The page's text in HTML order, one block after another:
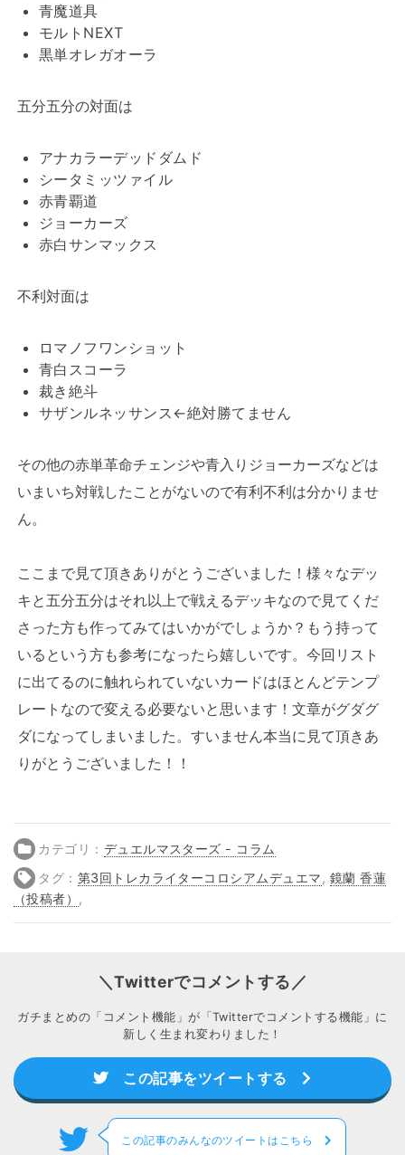
青魔道具
モルトNEXT
黒単オレガオーラ
五分五分の対面は
アナカラーデッドダムド
シータミッツァイル
赤青覇道
ジョーカーズ
赤白サンマックス
不利対面は
ロマノフワンショット
青白スコーラ
裁き絶斗
サザンルネッサンス←絶対勝てません
その他の赤単革命チェンジや青入りジョーカーズなどは
いまいち対戦したことがないので有利不利は分かりませ
ん。
ここまで見て頂きありがとうございました！様々なデッ
キと五分五分はそれ以上で戦えるデッキなので見てくだ
さった方も作ってみてはいかがでしょうか？もう持って
いるという方も参考になったら嬉しいです。今回リスト
に出てるのに触れられていないカードはほとんどテンプ
レートなので変える必要ないと思います！文章がグダグ
ダになってしまいました。すいません本当に見て頂きあ
りがとうございました！！
カテゴリ： デュエルマスターズ - コラム
タグ： 第3回トレカライターコロシアムデュエマ , 鏡蘭 香蓮
（投稿者） ,
＼Twitterでコメントする／
ガチまとめの「コメント機能」が「Twitterでコメントする機能」に
新しく生まれ変わりました！
この記事をツイートする
この記事のみんなのツイートはこちら